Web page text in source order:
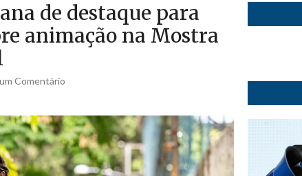
de destaque para
animação na Mostra
Comentário